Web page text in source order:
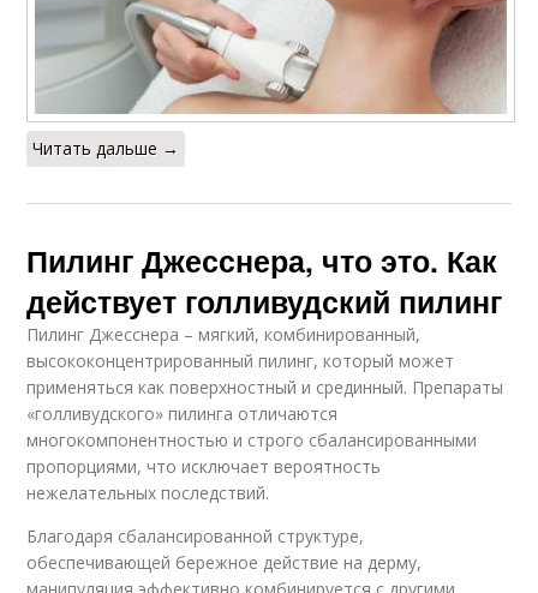
Читать дальше →
Пилинг Джесснера, что это. Как
действует голливудский пилинг
Пилинг Джесснера – мягкий, комбинированный,
высококонцентрированный пилинг, который может
применяться как поверхностный и срединный. Препараты
«голливудского» пилинга отличаются
многокомпонентностью и строго сбалансированными
пропорциями, что исключает вероятность
нежелательных последствий.
Благодаря сбалансированной структуре,
обеспечивающей бережное действие на дерму,